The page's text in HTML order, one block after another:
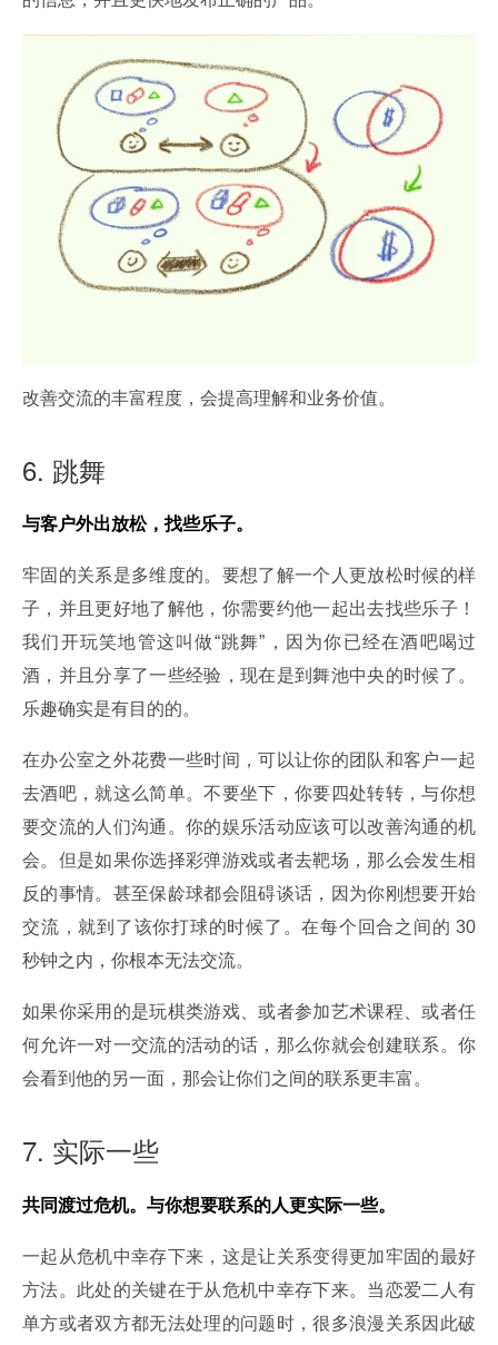
改善交流的丰富程度，会提高理解和业务价值。
6. 跳舞
与客户外出放松，找些乐子。
牢固的关系是多维度的。要想了解一个人更放松时候的样
子，并且更好地了解他，你需要约他一起出去找些乐子！
我们开玩笑地管这叫做“跳舞”，因为你已经在酒吧喝过
酒，并且分享了一些经验，现在是到舞池中央的时候了。
乐趣确实是有目的的。
在办公室之外花费一些时间，可以让你的团队和客户一起
去酒吧，就这么简单。不要坐下，你要四处转转，与你想
要交流的人们沟通。你的娱乐活动应该可以改善沟通的机
会。但是如果你选择彩弹游戏或者去靶场，那么会发生相
反的事情。甚至保龄球都会阻碍谈话，因为你刚想要开始
交流，就到了该你打球的时候了。在每个回合之间的 30
秒钟之内，你根本无法交流。
如果你采用的是玩棋类游戏、或者参加艺术课程、或者任
何允许一对一交流的活动的话，那么你就会创建联系。你
会看到他的另一面，那会让你们之间的联系更丰富。
7. 实际一些
共同渡过危机。与你想要联系的人更实际一些。
一起从危机中幸存下来，这是让关系变得更加牢固的最好
方法。此处的关键在于从危机中幸存下来。当恋爱二人有
单方或者双方都无法处理的问题时，很多浪漫关系因此破